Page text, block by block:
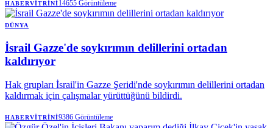
"çeşitli paylaşımlarla" bağlantılı olup olmadığını araştırdığını
söyledi.
HABERVITRINI14655 Görüntüleme
DÜNYA
İsrail Gazze'de soykırımın delillerini ortadan
kaldırıyor
Hak grupları İsrail'in Gazze Şeridi'nde soykırımın delillerini ortadan
kaldırmak için çalışmalar yürüttüğünü bildirdi.
HABERVITRINI9386 Görüntüleme